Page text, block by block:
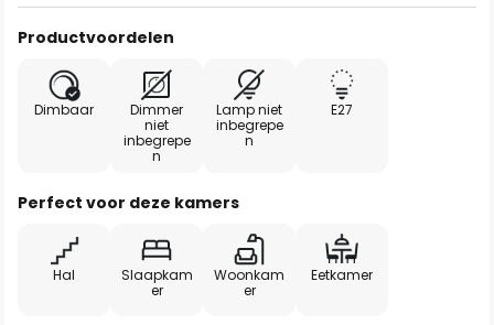
Productvoordelen
Dimbaar
Dimmer
niet
inbegrepe
n
Lamp niet
inbegrepe
n
E27
Perfect voor deze kamers
Hal
Slaapkam
er
Woonkam
er
Eetkamer